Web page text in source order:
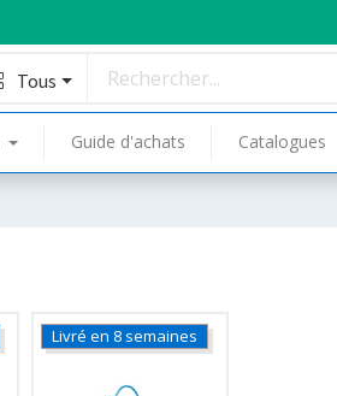
Tous
Guide d'achats Catalogues
Livré en 8 semaines